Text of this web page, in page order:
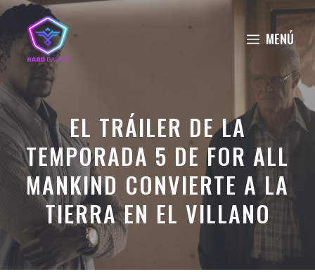
Saltar
contenido
MENÚ
EL TRÁILER DE LA
TEMPORADA 5 DE FOR ALL
MANKIND CONVIERTE A LA
TIERRA EN EL VILLANO